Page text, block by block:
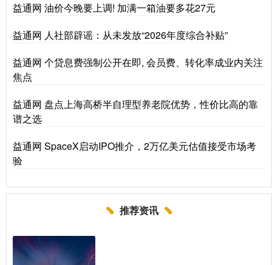
益通网 油价今晚要上调! 加满一箱油要多花27元
益通网 人社部辟谣：从未发放“2026年度综合补贴”
益通网 个贷息费强制公开在即, 会员费、转化率成业内关注
焦点
益通网 盘点上海高桥半自理型养老院优势，性价比高的靠
谱之选
益通网 SpaceX启动IPO推介，2万亿美元估值接受市场考
验
推荐资讯